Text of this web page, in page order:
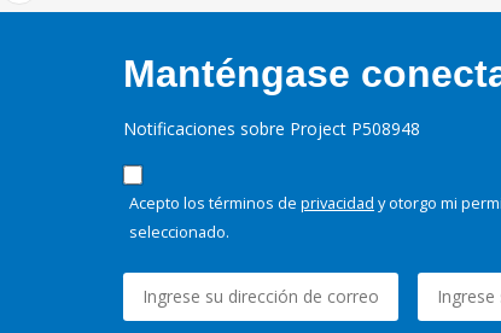
Manténgase
Notificaciones sobre Project P508948
Acepto los términos de privacidad y otorgo mi
seleccionado.